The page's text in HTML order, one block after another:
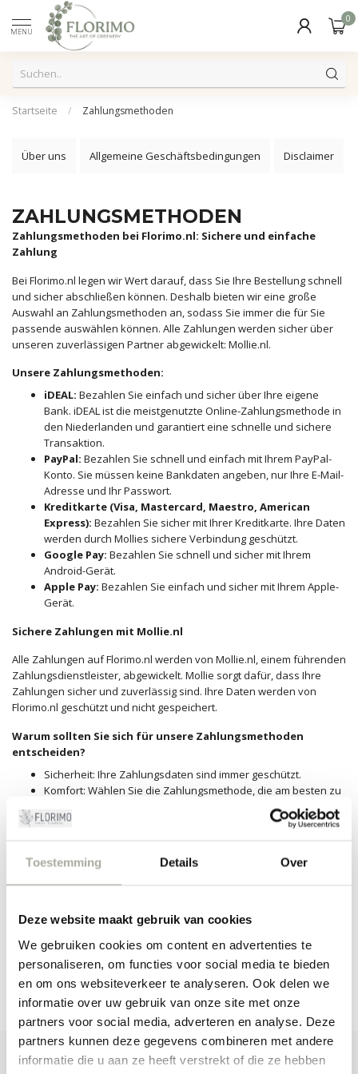
Toestemming Details Over
Deze website maakt gebruik van cookies
We gebruiken cookies om content en advertenties te
personaliseren, om functies voor social media te bieden
en om ons websiteverkeer te analyseren. Ook delen we
informatie over uw gebruik van onze site met onze
partners voor social media, adverteren en analyse. Deze
partners kunnen deze gegevens combineren met andere
informatie die u aan ze heeft verstrekt of die ze hebben
MENU
0
Startseite / Zahlungsmethoden
Über uns Allgemeine Geschäftsbedingungen Disclaimer
ZAHLUNGSMETHODEN
Zahlungsmethoden bei Florimo.nl: Sichere und einfache
Zahlung
Bei Florimo.nl legen wir Wert darauf, dass Sie Ihre Bestellung schnell
und sicher abschließen können. Deshalb bieten wir eine große
Auswahl an Zahlungsmethoden an, sodass Sie immer die für Sie
passende auswählen können. Alle Zahlungen werden sicher über
unseren zuverlässigen Partner abgewickelt: Mollie.nl.
Unsere Zahlungsmethoden:
iDEAL: Bezahlen Sie einfach und sicher über Ihre eigene
Bank. iDEAL ist die meistgenutzte Online-Zahlungsmethode in
den Niederlanden und garantiert eine schnelle und sichere
Transaktion.
PayPal: Bezahlen Sie schnell und einfach mit Ihrem PayPal-
Konto. Sie müssen keine Bankdaten angeben, nur Ihre E-Mail-
Adresse und Ihr Passwort.
Kreditkarte (Visa, Mastercard, Maestro, American
Express): Bezahlen Sie sicher mit Ihrer Kreditkarte. Ihre Daten
werden durch Mollies sichere Verbindung geschützt.
Google Pay: Bezahlen Sie schnell und sicher mit Ihrem
Android-Gerät.
Apple Pay: Bezahlen Sie einfach und sicher mit Ihrem Apple-
Gerät.
Sichere Zahlungen mit Mollie.nl
Alle Zahlungen auf Florimo.nl werden von Mollie.nl, einem führenden
Zahlungsdienstleister, abgewickelt. Mollie sorgt dafür, dass Ihre
Zahlungen sicher und zuverlässig sind. Ihre Daten werden von
Florimo.nl geschützt und nicht gespeichert.
Warum sollten Sie sich für unsere Zahlungsmethoden
entscheiden?
Sicherheit: Ihre Zahlungsdaten sind immer geschützt.
Komfort: Wählen Sie die Zahlungsmethode, die am besten zu
Schnelligkeit: Zahlungen werden sofort bearbeitet, sodass
Zahlungsabwicklung.
Haben Sie Fragen zu unseren Zahlungsmethoden? Bitte wenden Sie
sich gerne an unseren Kundenservice. Wir helfen Ihnen gerne
weiter!
ABONNIEREN SIE UNSEREN NEWSLETTER